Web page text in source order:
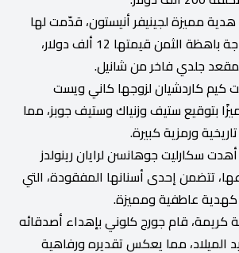
مميزة لجينيفر أنيستون، قدّمت لها
صديقتها كورتني دراجة باهظة الثمن قيمتها 12 ألف دولار،
جلدي فاخر من شانيل.
كيم كاردشيان لزوجها كاني ويست
بتوقيع ستيف وزنياك وستيف جوبز، مما
ورمزية كبيرة.
سكارليت جوهانسن لرايان رينولدز
تتضمن إحدى أسنانها المفقودة، التي
عاطفية ومميزة.
كريمة، قام جورج كلوني بإهداء أصدقائه
الميلاد، مما يعكس تقديره ورفاهية